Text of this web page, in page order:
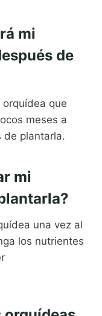
mi
de
que
meses a
de plantarla.
mi
una vez al
los nutrientes